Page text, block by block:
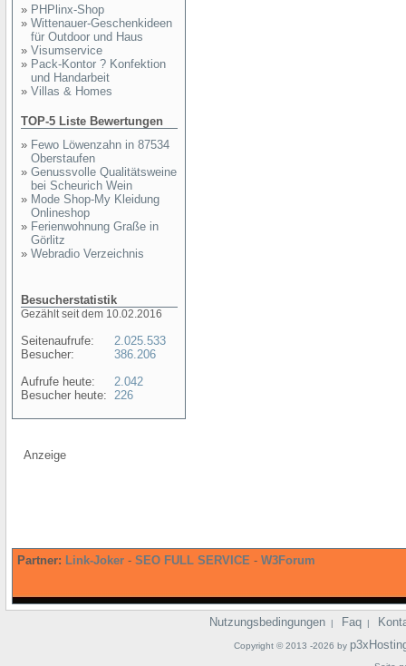
» PHPlinx-Shop
» Wittenauer-Geschenkideen
für Outdoor und Haus
» Visumservice
» Pack-Kontor ? Konfektion
und Handarbeit
» Villas & Homes
TOP-5 Liste Bewertungen
» Fewo Löwenzahn in 87534
Oberstaufen
» Genussvolle Qualitätsweine
bei Scheurich Wein
» Mode Shop-My Kleidung
Onlineshop
» Ferienwohnung Graße in
Görlitz
» Webradio Verzeichnis
Besucherstatistik
Gezählt seit dem 10.02.2016
Seitenaufrufe:
Besucher:
Aufrufe heute:
Besucher heute:
2.025.533
386.206
2.042
226
Anzeige
Partner: Link-Joker - SEO FULL SERVICE - W3Forum
Nutzungsbedingungen | Faq |
Copyright © 2013 -2026 by